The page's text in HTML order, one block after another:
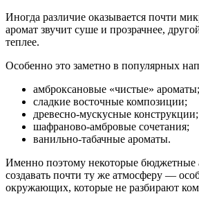
Иногда различие оказывается почти
аромат звучит суше и прозрачнее,
теплее.
Особенно это заметно в популярных
амброксановые «чистые» ароматы;
сладкие восточные композиции;
древесно-мускусные конструкции;
шафраново-амбровые сочетания;
ванильно-табачные ароматы.
Именно поэтому некоторые бюджетные
создавать почти ту же атмосферу —
окружающих, которые не разбирают